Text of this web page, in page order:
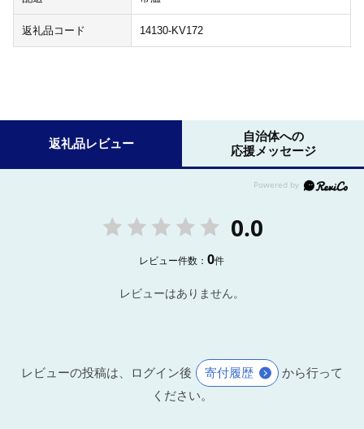
返礼品コード 14130-KV172
返礼品レビュー
自治体への
応援メッセージ
0.0
レビュー件数：0件
レビューはありません。
レビューの投稿は、ログイン後 寄付履歴
から行って
ください。